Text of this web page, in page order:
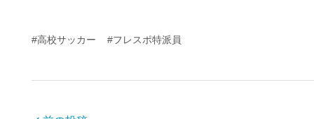
c
e
b
e
#高校サッカー #フレスポ特派員